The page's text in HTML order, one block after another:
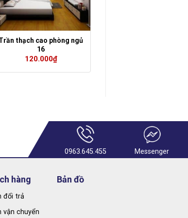
thạch cao phòng ngủ
16
120.000₫
0963.645.455 Messenger
hàng
đổi trả
vận chuyển
Bản đồ